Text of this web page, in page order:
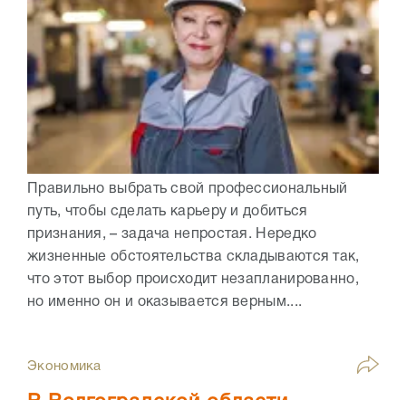
Правильно выбрать свой профессиональный
путь, чтобы сделать карьеру и добиться
признания, – задача непростая. Нередко
жизненные обстоятельства складываются так,
что этот выбор происходит незапланированно,
но именно он и оказывается верным....
Экономика